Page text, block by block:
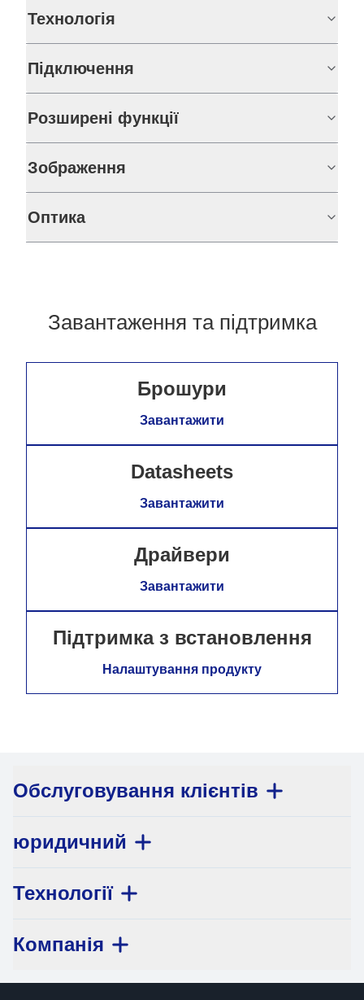
Технологія
Підключення
Розширені функції
Зображення
Оптика
Завантаження та підтримка
Брошури
Завантажити
Datasheets
Завантажити
Драйвери
Завантажити
Підтримка з встановлення
Налаштування продукту
Обслуговування клієнтів
юридичний
Технології
Компанія